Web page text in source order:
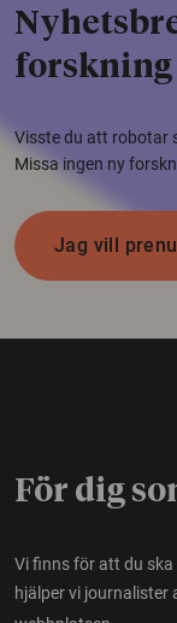
forskning
Visste du att robotar
Missa ingen ny
Jag vill
För dig
Vi finns för att du
hjälper vi journalister